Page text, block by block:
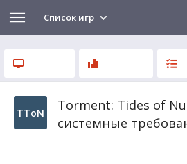
Список игр
TToN
Torment: Tides of
системные